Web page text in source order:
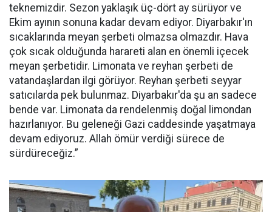
teknemizdir. Sezon yaklaşık üç-dört ay sürüyor ve
Ekim ayının sonuna kadar devam ediyor. Diyarbakır'ın
sıcaklarında meyan şerbeti olmazsa olmazdır. Hava
çok sıcak olduğunda harareti alan en önemli içecek
meyan şerbetidir. Limonata ve reyhan şerbeti de
vatandaşlardan ilgi görüyor. Reyhan şerbeti seyyar
satıcılarda pek bulunmaz. Diyarbakır'da şu an sadece
bende var. Limonata da rendelenmiş doğal limondan
hazırlanıyor. Bu geleneği Gazi caddesinde yaşatmaya
devam ediyoruz. Allah ömür verdiği sürece de
sürdüreceğiz.”